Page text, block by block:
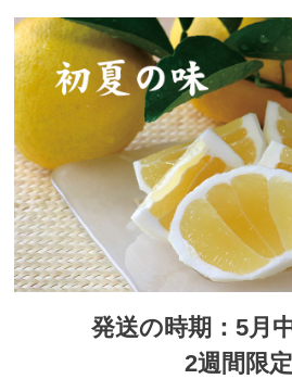
発送の時期：5月
2週間限定